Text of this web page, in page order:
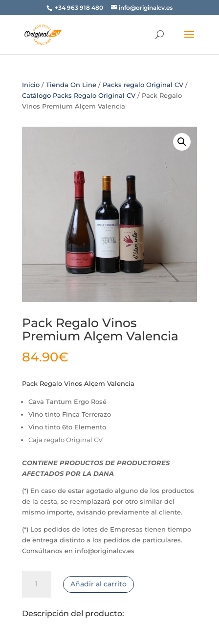
+34 963 918 480 info@originalcv.es
Inicio/ Tienda On Line/ Packs regalo Original CV/
Catálogo Packs Regalo Original CV/ Pack Regalo
Vinos Premium Alçem Valencia
Pack Regalo Vinos
Premium Alçem Valencia
84.90€
Pack Regalo Vinos Alçem Valencia
Cava Tantum Ergo Rosé
Vino tinto Finca Terrerazo
Vino tinto 6to Elemento
Caja regalo Original CV
CONTIENE PRODUCTOS DE PRODUCTORES
AFECTADOS POR LA DANA
(*) En caso de estar agotado alguno de los productos
de la cesta, se reemplazará por otro similar del
mismo importe, avisando previamente al cliente.
(*) Los pedidos de lotes de Empresas tienen tiempo
de entrega distinto a los pedidos de particulares.
Consúltanos en info@originalcv.es
Regalo
Alçem Valencia
Añadir al carrito
Descripción del producto: